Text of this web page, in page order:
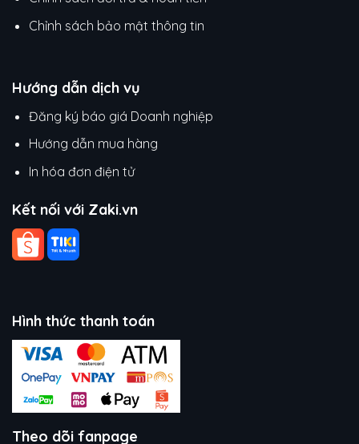
Chỉnh sách bảo mật thông tin
Hướng dẫn dịch vụ
Đăng ký báo giá Doanh nghiệp
Hướng dẫn mua hàng
In hóa đơn điện tử
Kết nối với Zaki.vn
Hình thức thanh toán
Theo dõi fanpage